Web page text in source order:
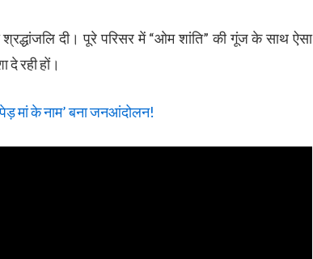
दी। पूरे परिसर में “ओम शांति” की गूंज के साथ ऐसा
रही हों।
मां के नाम’ बना जनआंदोलन!